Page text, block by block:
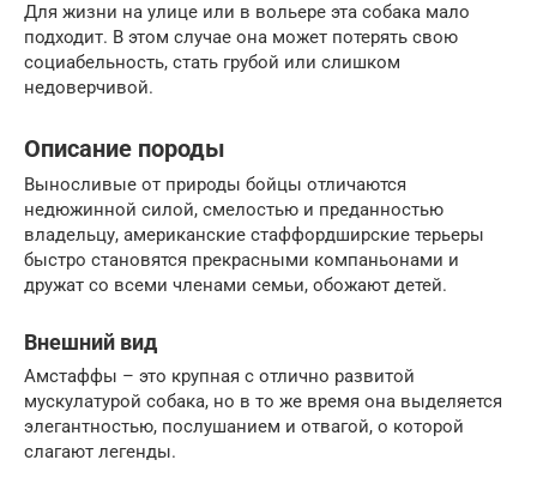
Для жизни на улице или в вольере эта собака мало
подходит. В этом случае она может потерять свою
социабельность, стать грубой или слишком
недоверчивой.
Описание породы
Выносливые от природы бойцы отличаются
недюжинной силой, смелостью и преданностью
владельцу, американские стаффордширские терьеры
быстро становятся прекрасными компаньонами и
дружат со всеми членами семьи, обожают детей.
Внешний вид
Амстаффы – это крупная с отлично развитой
мускулатурой собака, но в то же время она выделяется
элегантностью, послушанием и отвагой, о которой
слагают легенды.